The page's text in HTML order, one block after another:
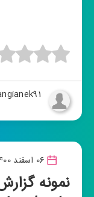
06 اسفند 1400